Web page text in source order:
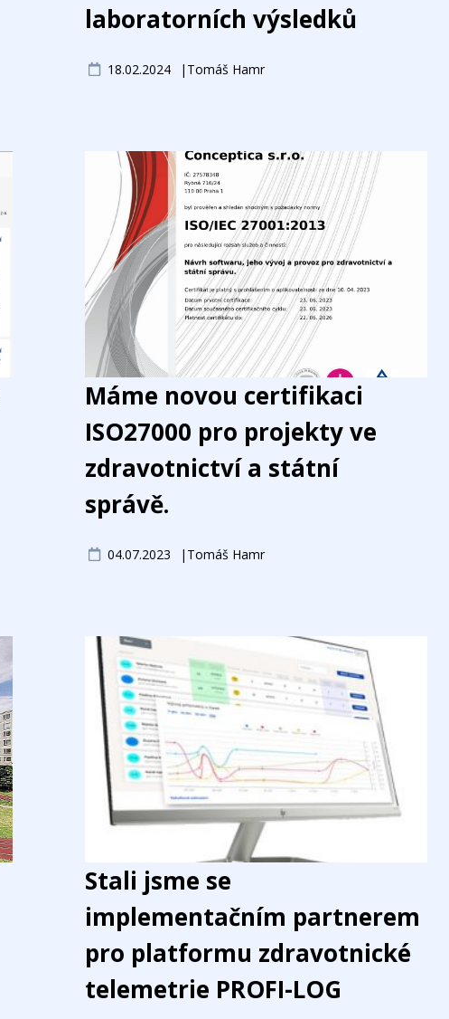
laboratorních výsledků
18.02.2024 Tomáš Hamr
Máme novou certifikaci
ISO27000 pro projekty ve
zdravotnictví a státní
správě.
04.07.2023 Tomáš Hamr
Stali jsme se
implementačním partnerem
pro platformu zdravotnické
telemetrie PROFI-LOG